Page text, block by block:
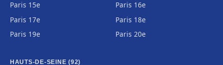
Paris 15e
Paris 16e
Paris 17e
Paris 18e
Paris 19e
Paris 20e
HAUTS-DE-SEINE (92)